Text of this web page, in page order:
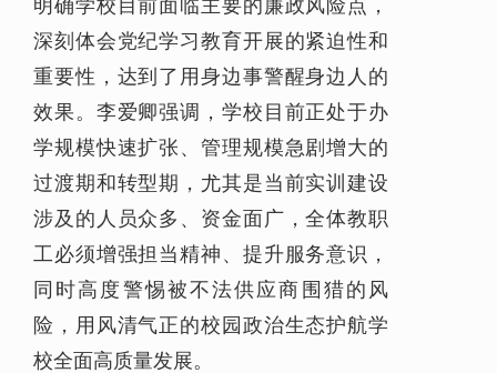
明确学校目前面临主要的廉政风险点，
深刻体会党纪学习教育开展的紧迫性和
重要性，达到了用身边事警醒身边人的
效果。李爱卿强调，学校目前正处于办
学规模快速扩张、管理规模急剧增大的
过渡期和转型期，尤其是当前实训建设
涉及的人员众多、资金面广，全体教职
工必须增强担当精神、提升服务意识，
同时高度警惕被不法供应商围猎的风
险，用风清气正的校园政治生态护航学
校全面高质量发展。